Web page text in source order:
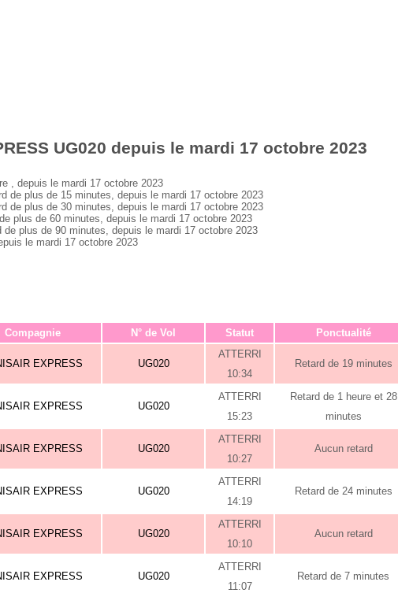
UG020 depuis le mardi 17 octobre 2023
, depuis le mardi 17 octobre 2023
de plus de 15 minutes, depuis le mardi 17 octobre 2023
de plus de 30 minutes, depuis le mardi 17 octobre 2023
plus de 60 minutes, depuis le mardi 17 octobre 2023
plus de 90 minutes, depuis le mardi 17 octobre 2023
le mardi 17 octobre 2023
Compagnie N° de Vol Statut Ponctualité
EXPRESS UG020
ATTERRI
10:34
Retard de 19 minutes
EXPRESS UG020
ATTERRI
15:23
Retard de 1 heure et 28
minutes
EXPRESS UG020
ATTERRI
10:27
Aucun retard
EXPRESS UG020
ATTERRI
14:19
Retard de 24 minutes
EXPRESS UG020
ATTERRI
10:10
Aucun retard
EXPRESS UG020
ATTERRI
11:07
Retard de 7 minutes